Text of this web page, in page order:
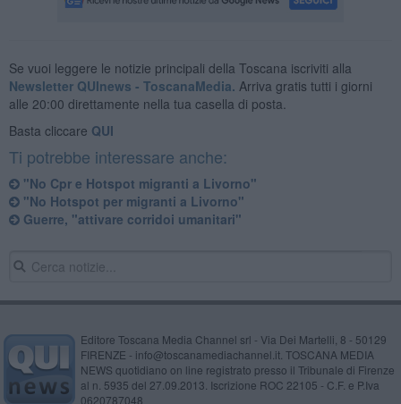
Se vuoi leggere le notizie principali della Toscana iscriviti alla
Newsletter QUInews - ToscanaMedia. Arriva gratis tutti i giorni
alle 20:00 direttamente nella tua casella di posta.
Basta cliccare QUI
Ti potrebbe interessare anche:
"No Cpr e Hotspot migranti a Livorno"
"No Hotspot per migranti a Livorno"
Guerre, "attivare corridoi umanitari"
Editore Toscana Media Channel srl - Via Dei Martelli, 8 - 50129
FIRENZE - info@toscanamediachannel.it. TOSCANA MEDIA
NEWS quotidiano on line registrato presso il Tribunale di Firenze
al n. 5935 del 27.09.2013. Iscrizione ROC 22105 - C.F. e P.Iva
0620787048